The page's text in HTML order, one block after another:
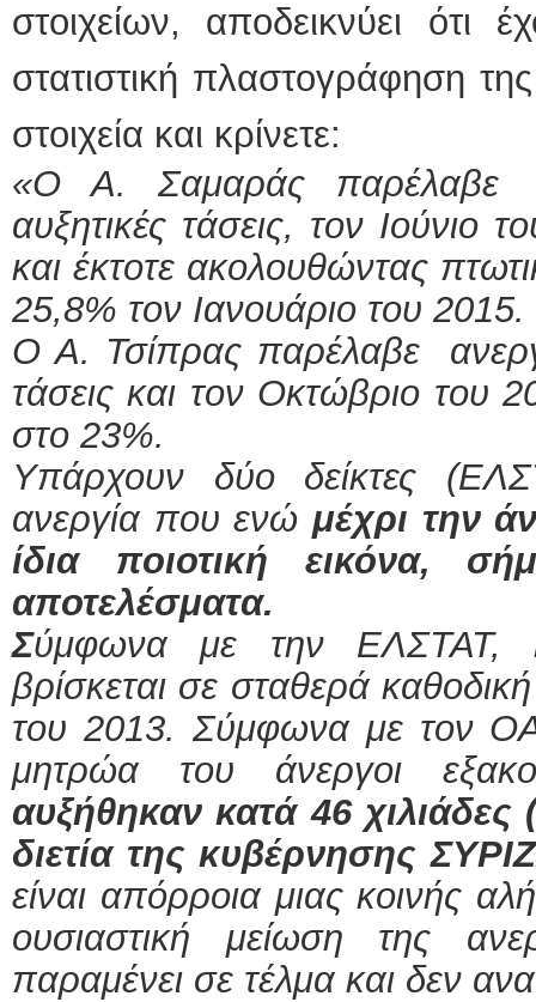
στοιχείων, αποδεικνύει
στατιστική πλαστογράφηση
στοιχεία και κρίνετε:
«Ο Α. Σαμαράς παρέλαβε
αυξητικές τάσεις, τον Ιούνιο
και έκτοτε ακολουθώντας
25,8% τον Ιανουάριο του 2015.
Ο Α. Τσίπρας παρέλαβε
τάσεις και τον Οκτώβριο του
στο 23%.
Υπάρχουν δύο δείκτες
ανεργία που ενώ μέχρι την
ίδια ποιοτική εικόνα,
αποτελέσματα.
Σύμφωνα με την ΕΛΣΤΑΤ,
βρίσκεται σε σταθερά
του 2013. Σύμφωνα με τον
μητρώα του άνεργοι
αυξήθηκαν κατά 46
διετία της κυβέρνησης
είναι απόρροια μιας κοινής
ουσιαστική μείωση της
παραμένει σε τέλμα και δεν